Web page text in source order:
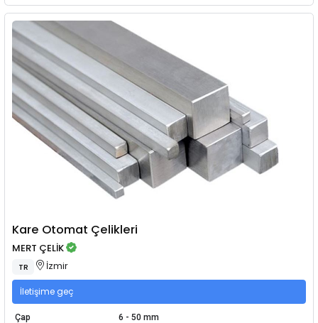
Kare Otomat Çelikleri
MERT ÇELİK
TR İzmir
İletişime geç
Çap
6 - 50 mm